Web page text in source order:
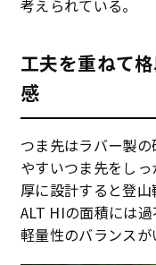
考えられている。
工夫を重ねて
感
つま先はラバー製
やすいつま先をし
厚に設計すると登
ALT HIの面積には
軽量性のバランスが